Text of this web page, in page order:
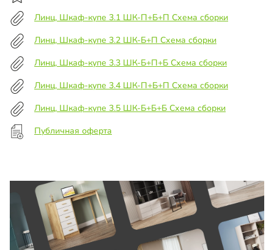
Линц, Шкаф-купе 3.1 ШК-П+Б+П Схема сборки
Линц, Шкаф-купе 3.2 ШК-Б+П Схема сборки
Линц, Шкаф-купе 3.3 ШК-Б+П+Б Схема сборки
Линц, Шкаф-купе 3.4 ШК-П+Б+П Схема сборки
Линц, Шкаф-купе 3.5 ШК-Б+Б+Б Схема сборки
Публичная оферта